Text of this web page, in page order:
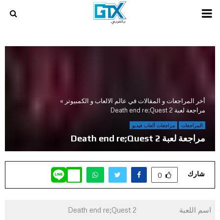
PRIMARY
أخر المراجعات و المقالات في عالم الالعاب و الكمبيوتر »
مراجعة لعبة Death end re;Quest 2
المراجعات مراجعات ألعاب فيديو
مراجعة لعبة Death end re;Quest 2
شارك 0
اسم اللعبة Death end re;Quest 2